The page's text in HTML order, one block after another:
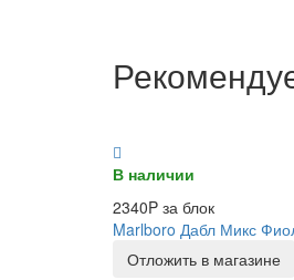
В наличии
2340P за блок
Marlboro Дабл Микс
Отложить в магазине